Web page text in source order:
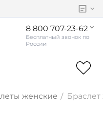
8 800 707-23-62
женские /